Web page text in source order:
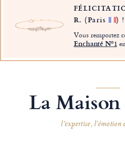
R. (Paris ) !
Vous remportez
Enchanté Nº1
La
l’expertise, l’émotion